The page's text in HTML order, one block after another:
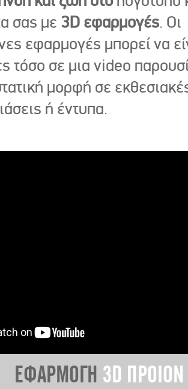
σας με 3D εφαρμογές. Οι
εφαρμογές μπορεί να
τόσο σε μια video
μορφή σε
ή έντυπα.
ΕΦΑΡΜΟΓΗ 3D ΠΡΟΙΟΝ